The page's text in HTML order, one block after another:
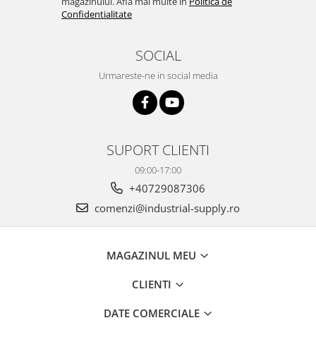
Confidentialitate
SOCIAL
Urmareste-ne in social media
SUPORT CLIENTI
09:00-17:00
+40729087306
comenzi@industrial-supply.ro
MAGAZINUL MEU
CLIENTI
DATE COMERCIALE